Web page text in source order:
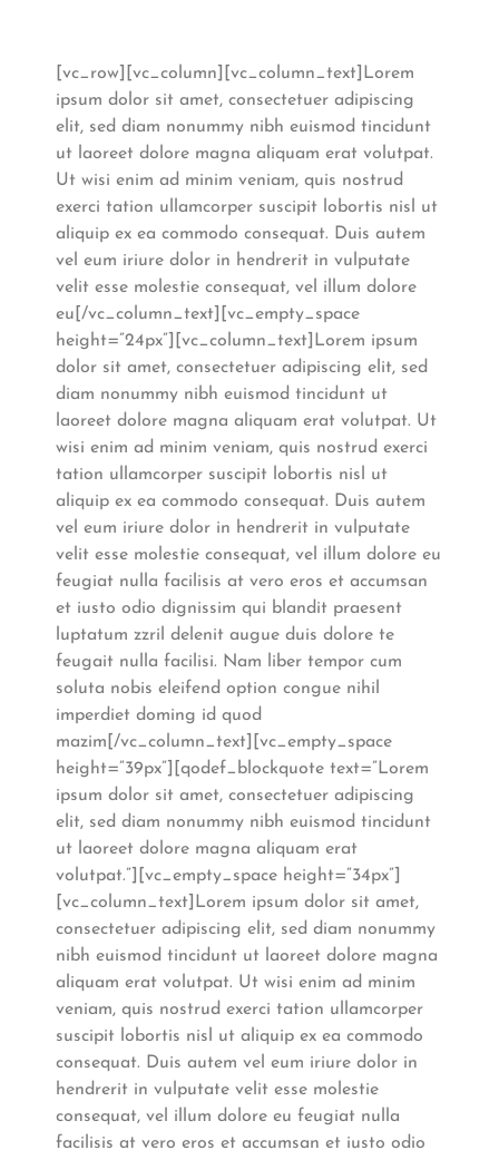
[vc_row][vc_column][vc_column_text]Lorem
ipsum dolor sit amet, consectetuer adipiscing
elit, sed diam nonummy nibh euismod tincidunt
ut laoreet dolore magna aliquam erat volutpat.
Ut wisi enim ad minim veniam, quis nostrud
exerci tation ullamcorper suscipit lobortis nisl ut
aliquip ex ea commodo consequat. Duis autem
vel eum iriure dolor in hendrerit in vulputate
velit esse molestie consequat, vel illum dolore
eu[/vc_column_text][vc_empty_space
height=”24px”][vc_column_text]Lorem ipsum
dolor sit amet, consectetuer adipiscing elit, sed
diam nonummy nibh euismod tincidunt ut
laoreet dolore magna aliquam erat volutpat. Ut
wisi enim ad minim veniam, quis nostrud exerci
tation ullamcorper suscipit lobortis nisl ut
aliquip ex ea commodo consequat. Duis autem
vel eum iriure dolor in hendrerit in vulputate
velit esse molestie consequat, vel illum dolore eu
feugiat nulla facilisis at vero eros et accumsan
et iusto odio dignissim qui blandit praesent
luptatum zzril delenit augue duis dolore te
feugait nulla facilisi. Nam liber tempor cum
soluta nobis eleifend option congue nihil
imperdiet doming id quod
mazim[/vc_column_text][vc_empty_space
height=”39px”][qodef_blockquote text=”Lorem
ipsum dolor sit amet, consectetuer adipiscing
elit, sed diam nonummy nibh euismod tincidunt
ut laoreet dolore magna aliquam erat
volutpat.”][vc_empty_space height=”34px”]
[vc_column_text]Lorem ipsum dolor sit amet,
consectetuer adipiscing elit, sed diam nonummy
nibh euismod tincidunt ut laoreet dolore magna
aliquam erat volutpat. Ut wisi enim ad minim
veniam, quis nostrud exerci tation ullamcorper
suscipit lobortis nisl ut aliquip ex ea commodo
consequat. Duis autem vel eum iriure dolor in
hendrerit in vulputate velit esse molestie
consequat, vel illum dolore eu feugiat nulla
facilisis at vero eros et accumsan et iusto odio